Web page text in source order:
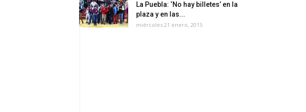
La Puebla: ‘No hay billetes’ en la
plaza y en las...
miércoles 21 enero, 2015